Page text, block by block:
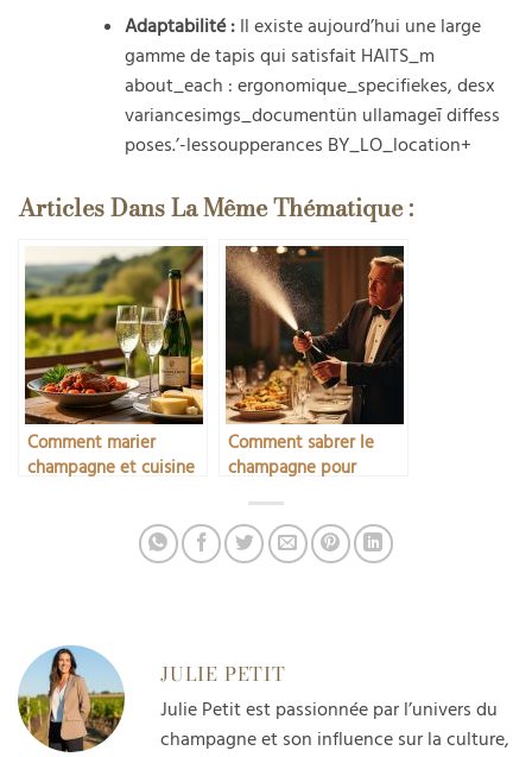
Adaptabilité :Il existe aujourd’hui une large
gamme de tapis qui satisfait HAITS_m
about_each : ergonomique_specifiekes, desx
variancesimgs_documentün ullamageī diffess
poses.’-lessoupperances BY_LO_location+
Articles Dans La Même Thématique :
Comment marier
champagne et cuisine
Comment sabrer le
champagne pour
invités
JULIE PETIT
Julie Petit est passionnée par l’univers du
champagne et son influence sur la culture,